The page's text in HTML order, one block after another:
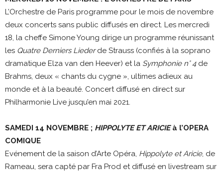
L’Orchestre de Paris programme pour le mois de novembre
deux concerts sans public diffusés en direct. Les mercredi
18, la cheffe Simone Young dirige un programme réunissant
les Quatre Derniers Liederde Strauss (confiés à la soprano
dramatique Elza van den Heever) et la Symphonie n° 4 de
Brahms, deux « chants du cygne », ultimes adieux au
monde et à la beauté. Concert diffusé en direct sur
Philharmonie Live jusqu’en mai 2021.
SAMEDI 14 NOVEMBRE ; HIPPOLYTE ET ARICIEà l’OPERA
COMIQUE
Evénement de la saison d’Arte Opéra, Hippolyte et Aricie, de
Rameau, sera capté par Fra Prod et diffusé en livestream sur